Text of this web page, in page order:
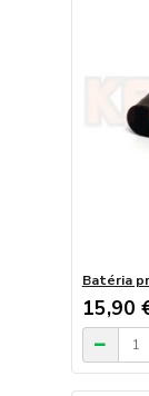
Batéria
15,90